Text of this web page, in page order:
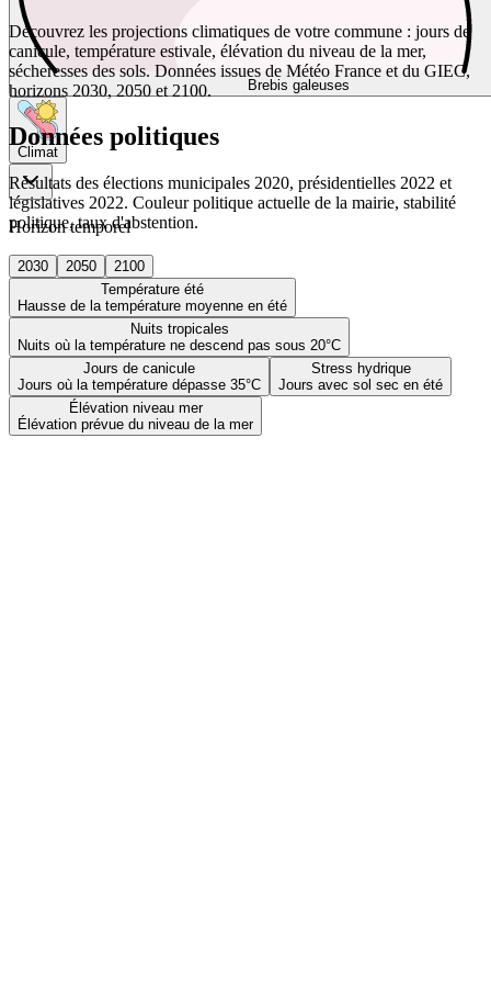
Brebis galeuses
Climat
Horizon temporel
2030 2050
2100
Température été
Hausse de la température moyenne en été
Nuits tropicales
Nuits où la température ne descend pas sous 20°C
Jours de canicule
Jours où la température dépasse 35°C
Stress hydrique
Jours avec sol sec en été
Élévation niveau mer
Élévation prévue du niveau de la mer
Découvrez les projections climatiques de votre commune : jours de
canicule, température estivale, élévation du niveau de la mer,
sécheresses des sols. Données issues de Météo France et du GIEC,
horizons 2030, 2050 et 2100.
Données politiques
Résultats des élections municipales 2020, présidentielles 2022 et
législatives 2022. Couleur politique actuelle de la mairie, stabilité
politique, taux d'abstention.